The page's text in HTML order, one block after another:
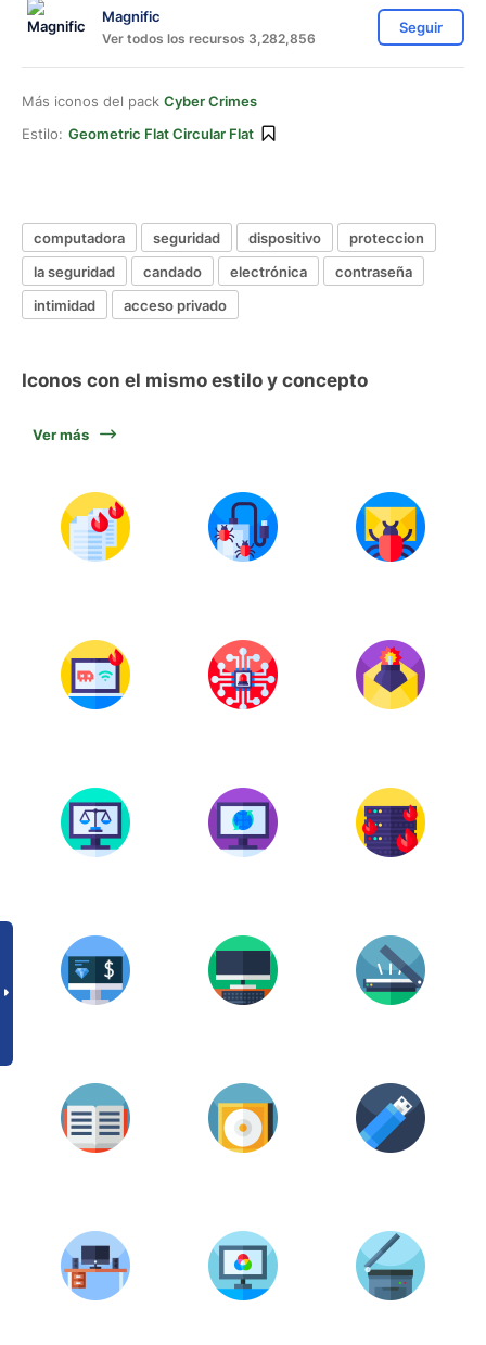
Magnific
Ver todos los recursos 3,282,856
Seguir
Más iconos del pack Cyber Crimes
Estilo: Geometric Flat Circular Flat
computadora seguridad dispositivo
proteccion
la seguridad
candado electrónica
contraseña
intimidad
acceso privado
Iconos con el mismo estilo y concepto
Ver más